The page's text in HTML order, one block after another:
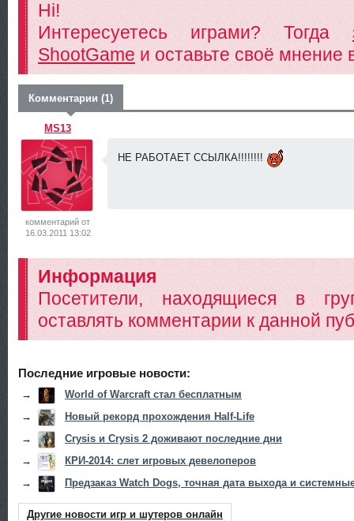
Hi!
Интересуетесь играми? Тогда
ShootGame и оставьте своё мнение
Комментарии (1)
MS13
комментарий от
16.03.2011 13:02
НЕ РАБОТАЕТ ССЫЛКА!!!!!!!!
Информация
Посетители, находящиеся в
оставлять комментарии к данной
Последние игровые новости:
→
World of Warcraft стал бесплатным
→
Новый рекорд прохождения Half-Life
→
Crysis и Crysis 2 доживают последние дни
→
КРИ-2014: слет игровых девелоперов
→
Предзаказ Watch Dogs, точная дата выхода и
Другие новости игр и шутеров онлайн